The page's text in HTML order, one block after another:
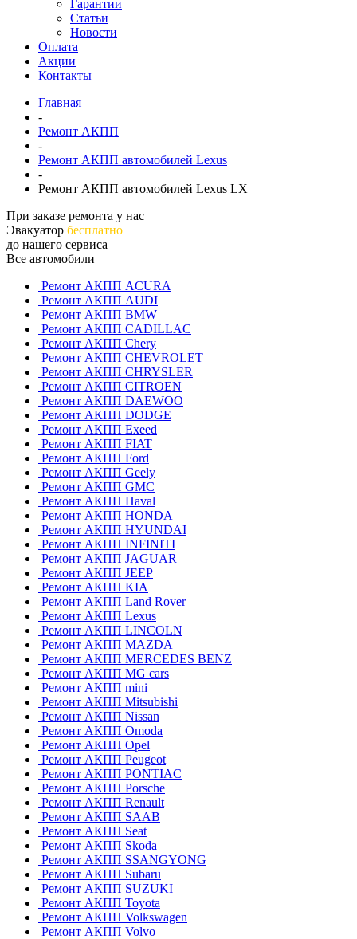
Гарантии
Статьи
Новости
Оплата
Акции
Контакты
Главная
-
Ремонт АКПП
-
Ремонт АКПП автомобилей Lexus
-
Ремонт АКПП автомобилей Lexus LX
При заказе ремонта у нас
Эвакуатор бесплатно
до нашего сервиса
Все автомобили
Ремонт АКПП ACURA
Ремонт АКПП AUDI
Ремонт АКПП BMW
Ремонт АКПП CADILLAC
Ремонт АКПП Chery
Ремонт АКПП CHEVROLET
Ремонт АКПП CHRYSLER
Ремонт АКПП CITROEN
Ремонт АКПП DAEWOO
Ремонт АКПП DODGE
Ремонт АКПП Exeed
Ремонт АКПП FIAT
Ремонт АКПП Ford
Ремонт АКПП Geely
Ремонт АКПП GMC
Ремонт АКПП Haval
Ремонт АКПП HONDA
Ремонт АКПП HYUNDAI
Ремонт АКПП INFINITI
Ремонт АКПП JAGUAR
Ремонт АКПП JEEP
Ремонт АКПП KIA
Ремонт АКПП Land Rover
Ремонт АКПП Lexus
Ремонт АКПП LINCOLN
Ремонт АКПП MAZDA
Ремонт АКПП MERCEDES BENZ
Ремонт АКПП MG cars
Ремонт АКПП mini
Ремонт АКПП Mitsubishi
Ремонт АКПП Nissan
Ремонт АКПП Omoda
Ремонт АКПП Opel
Ремонт АКПП Peugeot
Ремонт АКПП PONTIAC
Ремонт АКПП Porsche
Ремонт АКПП Renault
Ремонт АКПП SAAB
Ремонт АКПП Seat
Ремонт АКПП Skoda
Ремонт АКПП SSANGYONG
Ремонт АКПП Subaru
Ремонт АКПП SUZUKI
Ремонт АКПП Toyota
Ремонт АКПП Volkswagen
Ремонт АКПП Volvo